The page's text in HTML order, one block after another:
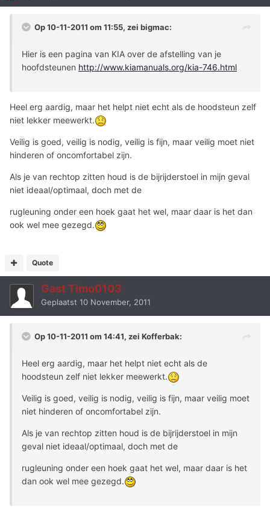
Op 10-11-2011 om 11:55, zei bigmac:
Hier is een pagina van KIA over de afstelling van je
hoofdsteunen http://www.kiamanuals.org/kia-746.html
Heel erg aardig, maar het helpt niet echt als de hoodsteun zelf
niet lekker meewerkt.
Veilig is goed, veilig is nodig, veilig is fijn, maar veilig moet niet
hinderen of oncomfortabel zijn.
Als je van rechtop zitten houd is de bijrijderstoel in mijn geval
niet ideaal/optimaal, doch met de
rugleuning onder een hoek gaat het wel, maar daar is het dan
ook wel mee gezegd.
Quote
Gast Timo0103
Geplaatst 10 November, 2011
Op 10-11-2011 om 14:41, zei Kofferbak:
Heel erg aardig, maar het helpt niet echt als de
hoodsteun zelf niet lekker meewerkt.
Veilig is goed, veilig is nodig, veilig is fijn, maar veilig moet
niet hinderen of oncomfortabel zijn.
Als je van rechtop zitten houd is de bijrijderstoel in mijn
geval niet ideaal/optimaal, doch met de
rugleuning onder een hoek gaat het wel, maar daar is het
dan ook wel mee gezegd.